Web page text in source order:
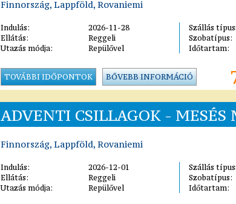
Finnország, Lappföld, Rovaniemi
Indulás:
2026-11-28
Ellátás:
Reggeli
Utazás módja:
Repülővel
Szállás
Szobatípus:
Időtartam:
TOVÁBBI IDŐPONTOK BŐVEBB INFORMÁCIÓ
ADVENTI CSILLAGOK -
Finnország, Lappföld, Rovaniemi
Indulás:
2026-12-01
Ellátás:
Reggeli
Utazás módja:
Repülővel
Szállás
Szobatípus:
Időtartam: